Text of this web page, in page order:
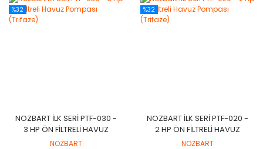
%32
NOZBART İLK SERI PTF-030 -
3 HP ÖN FILTRELI HAVUZ
POMPASI (TRIFAZE)
NOZBART
%32
NOZBART İLK SERI PTF-020 -
2 HP ÖN FILTRELI HAVUZ
POMPASI (TRIFAZE)
NOZBART